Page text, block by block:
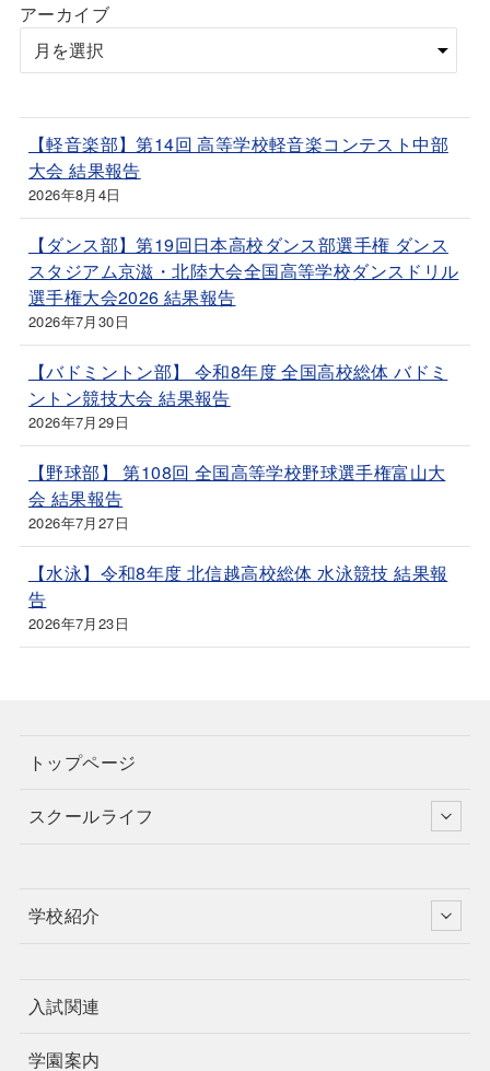
アーカイブ
【軽音楽部】第14回 高等学校軽音楽コンテスト中部
大会 結果報告
2026年8月4日
【ダンス部】第19回日本高校ダンス部選手権 ダンス
スタジアム京滋・北陸大会全国高等学校ダンスドリル
選手権大会2026 結果報告
2026年7月30日
【バドミントン部】 令和8年度 全国高校総体 バドミ
ントン競技大会 結果報告
2026年7月29日
【野球部】 第108回 全国高等学校野球選手権富山大
会 結果報告
2026年7月27日
【水泳】令和8年度 北信越高校総体 水泳競技 結果報
告
2026年7月23日
トップページ
スクールライフ
学校紹介
入試関連
学園案内